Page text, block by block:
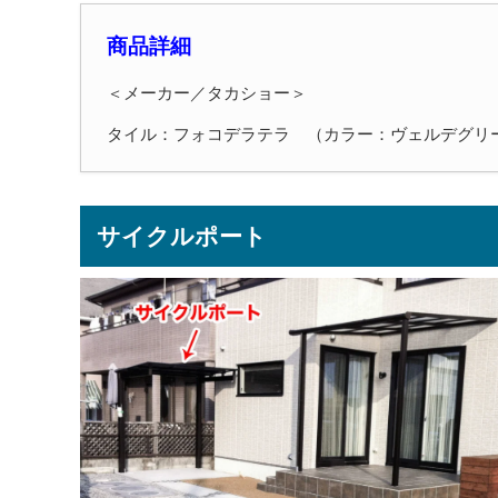
商品詳細
＜メーカー／タカショー＞
タイル：フォコデラテラ （カラー：ヴェルデグリ
サイクルポート